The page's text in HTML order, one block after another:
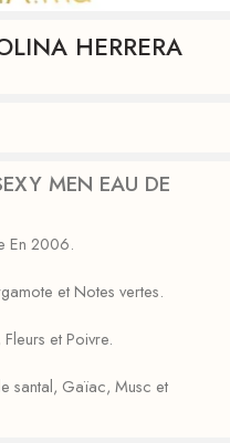
HERRERA
MEN EAU DE
En 2006.
et Notes vertes.
et Poivre.
santal, Gaïac, Musc et